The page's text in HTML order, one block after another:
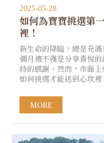
2025-05-28
如何為寶寶挑選第
裡！
新生命的降臨，總是充
彌月禮不僅是分享喜悅
持的感謝。然而，市面
如何挑選才能送到心坎
MORE